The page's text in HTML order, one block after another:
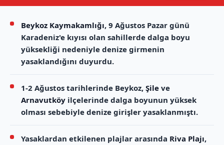
Beykoz Kaymakamlığı, 9 Ağustos Pazar günü
Karadeniz'e kıyısı olan sahillerde dalga boyu
yüksekliği nedeniyle denize girmenin
yasaklandığını duyurdu.
1-2 Ağustos tarihlerinde Beykoz, Şile ve
Arnavutköy ilçelerinde dalga boyunun yüksek
olması sebebiyle denize girişler yasaklanmıştı.
Yasaklardan etkilenen plajlar arasında Riva Plajı,